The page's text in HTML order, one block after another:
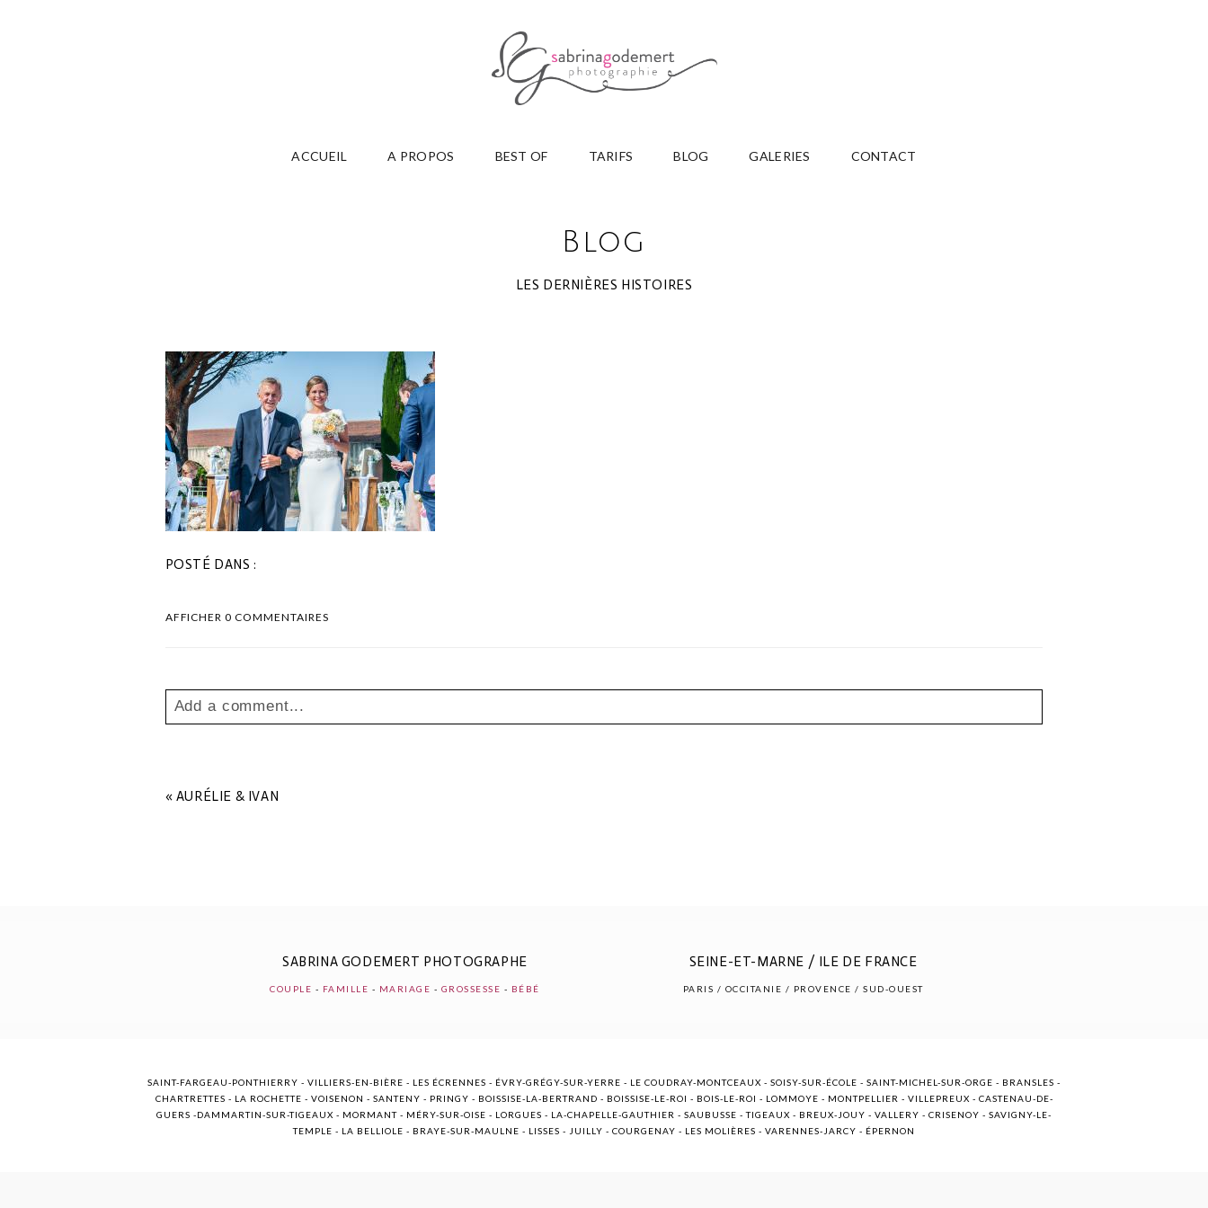
ACCUEIL A PROPOS BEST OF TARIFS BLOG GALERIES CONTACT
Blog
LES DERNIÈRES HISTOIRES
POSTÉ DANS :
AFFICHER0 COMMENTAIRES
Add a comment...
« AURÉLIE & IVAN
SABRINA GODEMERT PHOTOGRAPHE
COUPLE - FAMILLE - MARIAGE - GROSSESSE - BÉBÉ
SEINE-ET-MARNE / ILE DE FRANCE
PARIS / OCCITANIE / PROVENCE / SUD-OUEST
SAINT-FARGEAU-PONTHIERRY - VILLIERS-EN-BIÈRE - LES ÉCRENNES - ÉVRY-GRÉGY-SUR-YERRE - LE COUDRAY-MONTCEAUX - SOISY-SUR-ÉCOLE - SAINT-MICHEL-SUR-ORGE - BRANSLES -
CHARTRETTES - LA ROCHETTE - VOISENON - SANTENY - PRINGY - BOISSISE-LA-BERTRAND - BOISSISE-LE-ROI - BOIS-LE-ROI - LOMMOYE - MONTPELLIER - VILLEPREUX - CASTENAU-DE-
GUERS -DAMMARTIN-SUR-TIGEAUX - MORMANT - MÉRY-SUR-OISE - LORGUES - LA-CHAPELLE-GAUTHIER - SAUBUSSE - TIGEAUX - BREUX-JOUY - VALLERY - CRISENOY - SAVIGNY-LE-
TEMPLE - LA BELLIOLE - BRAYE-SUR-MAULNE - LISSES - JUILLY - COURGENAY - LES MOLIÈRES - VARENNES-JARCY - ÉPERNON